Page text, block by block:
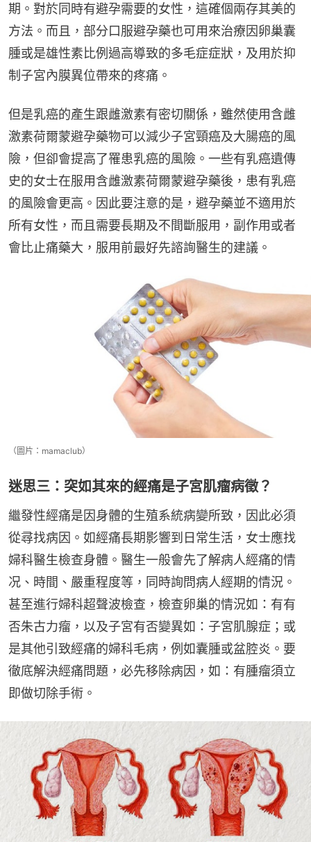
期。對於同時有避孕需要的女性，這確個兩存其美的
方法。而且，部分口服避孕藥也可用來治療因卵巢囊
腫或是雄性素比例過高導致的多毛症症狀，及用於抑
制子宮內膜異位帶來的疼痛。
但是乳癌的產生跟雌激素有密切關係，雖然使用含雌
激素荷爾蒙避孕藥物可以減少子宮頸癌及大腸癌的風
險，但卻會提高了罹患乳癌的風險。一些有乳癌遺傳
史的女士在服用含雌激素荷爾蒙避孕藥後，患有乳癌
的風險會更高。因此要注意的是，避孕藥並不適用於
所有女性，而且需要長期及不間斷服用，副作用或者
會比止痛藥大，服用前最好先諮詢醫生的建議。
（圖片：mamaclub）
迷思三：突如其來的經痛是子宮肌瘤病徵？
繼發性經痛是因身體的生殖系統病變所致，因此必須
從尋找病因。如經痛長期影響到日常生活，女士應找
婦科醫生檢查身體。醫生一般會先了解病人經痛的情
况、時間、嚴重程度等，同時詢問病人經期的情況。
甚至進行婦科超聲波檢查，檢查卵巢的情況如：有有
否朱古力瘤，以及子宮有否變異如：子宮肌腺症；或
是其他引致經痛的婦科毛病，例如囊腫或盆腔炎。要
徹底解決經痛問題，必先移除病因，如：有腫瘤須立
即做切除手術。